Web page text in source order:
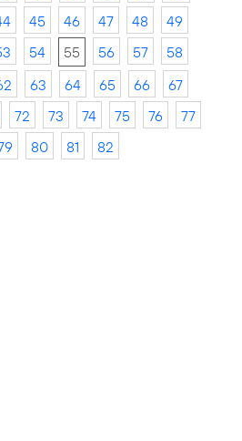
45 46 47 48
49
54 55 56 57
58
63 64 65 66
67
72 73 74 75 76
77
80 81 82